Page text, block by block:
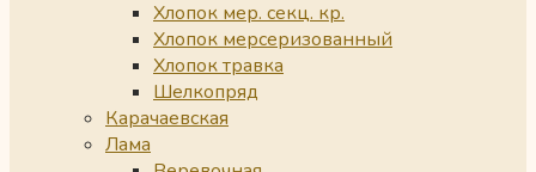
Хлопок мер. секц. кр.
Хлопок мерсеризованный
Хлопок травка
Шелкопряд
Карачаевская
Лама